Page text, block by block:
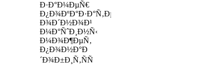
Ð·Ð°Ð¼ÐµÑ€
Ð¿Ð¾ÐºÐ°Ð·Ð°Ñ‚ÐµÐ»ÐµÐ¹
Ð¾Ð´Ð½Ð¾Ð¹
Ð¼Ð°ÑˆÐ¸Ð½Ñ‹
Ð¼Ð¾Ð¶ÐµÑ‚
Ð¿Ð¾Ð½Ð°Ð
´Ð¾Ð±Ð¸Ñ‚ÑÑ